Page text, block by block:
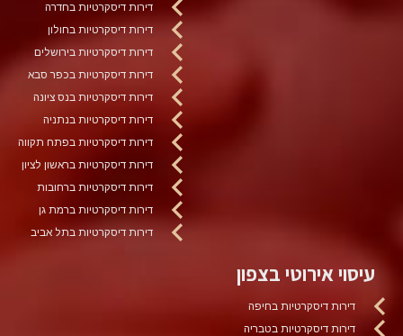
דירות דיסקרטיות בחדרה
דירות דיסקרטיות בחולון
דירות דיסקרטיות בירושלים
דירות דיסקרטיות בכפר סבא
דירות דיסקרטיות בנס ציונה
דירות דיסקרטיות בנתניה
דירות דיסקרטיות בפתח תקווה
דירות דיסקרטיות בראשון לציון
דירות דיסקרטיות ברחובות
דירות דיסקרטיות ברמת גן
דירות דיסקרטיות בתל אביב
עיסוי אירוטי בצפון
דירות דיסקרטיות בחיפה
דירות דיסקרטיות בטבריה